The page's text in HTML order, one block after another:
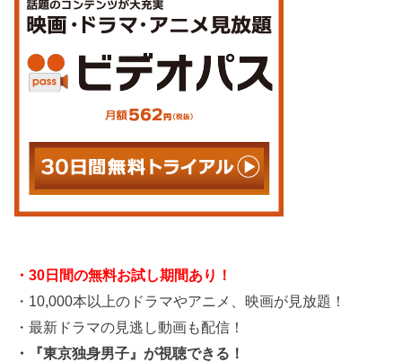
・30日間の無料お試し期間あり！
・10,000本以上のドラマやアニメ、映画が見放題！
・最新ドラマの見逃し動画も配信！
・『東京独身男子』が視聴できる！